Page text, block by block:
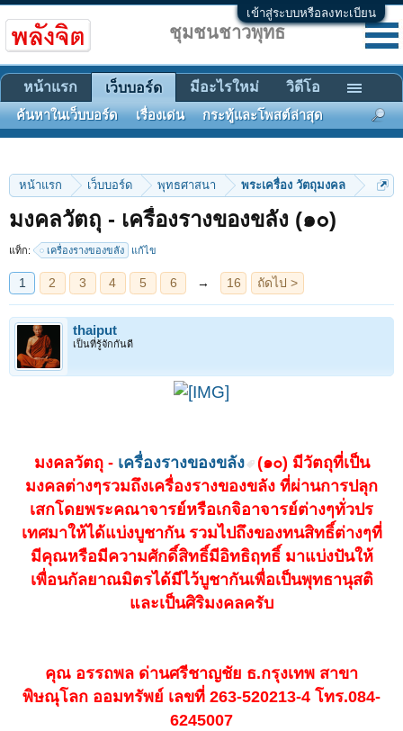
เข้าสู่ระบบหรือลงทะเบียน
หน้าแรก เว็บบอร์ด พุทธศาสนา พระเครื่อง วัตถุมงคล
มงคลวัตถุ - เครื่องรางของขลัง (๑๐)
แท็ก: เครื่องรางของขลัง แก้ไข
thaiput
เป็นที่รู้จักกันดี
มงคลวัตถุ - เครื่องรางของขลัง
(๑๐) มีวัตถุที่เป็น
มงคลต่างๆรวมถึงเครื่องรางของขลัง ที่ผ่านการปลุก
เสกโดยพระคณาจารย์หรือเกจิอาจารย์ต่างๆทั่วปร
เทศมาให้ได้แบ่งบูชากัน รวมไปถึงของทนสิทธิ์ต่างๆที่
มีคุณหรือมีความศักดิ์สิทธิ์มีอิทธิฤทธิ์ มาแบ่งปันให้
เพื่อนกัลยาณมิตรได้มีไว้บูชากันเพื่อเป็นพุทธานุสติ
และเป็นศิริมงคลครับ
คุณ อรรถพล ด่านศรีชาญชัย ธ.กรุงเทพ สาขา
พิษณุโลก ออมทรัพย์ เลขที่ 263-520213-4 โทร.084-
6245007
ชุมชนชาวพุทธ
หน้าแรก เว็บบอร์ด
ค้นหาในเว็บบอร์ด เรื่องเด่น กระทู้และโพสต์ล่าสุด
มีอะไรใหม่ วิดีโอ